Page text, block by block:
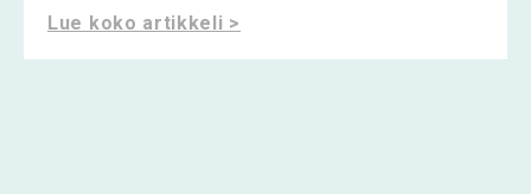
Lue koko artikkeli >